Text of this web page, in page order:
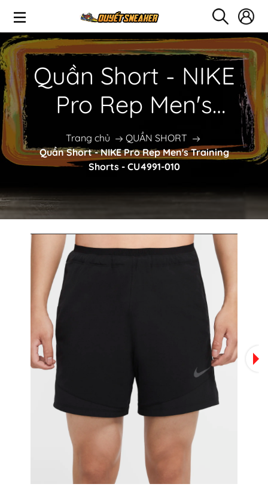
Quần Short - NIKE
Pro Rep Men's
Training Shorts -
CU4991-010
Trang chủ
QUẦN SHORT
Quần Short - NIKE Pro Rep Men's Training
Shorts - CU4991-010